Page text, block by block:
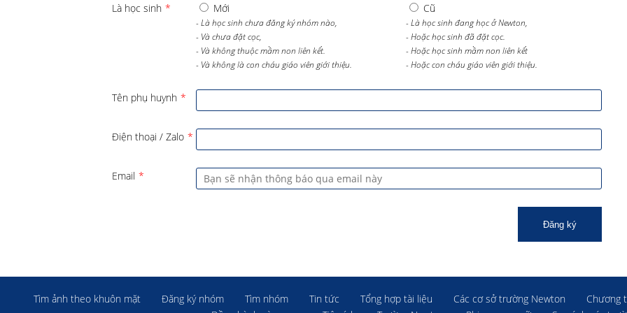
Là học sinh * Mới
- Là học sinh chưa đăng ký nhóm nào,
- Và chưa đặt cọc,
- Và không thuộc mầm non liên kết.
- Và không là con cháu giáo viên giới thiệu.
Cũ
- Là học sinh đang học ở Newton,
- Hoặc học sinh đã đặt cọc.
- Hoặc học sinh mầm non liên kết
- Hoặc con cháu giáo viên giới thiệu.
Tên phụ huynh *
Điện thoại / Zalo *
Email *
Đăng ký
Tìm ảnh theo khuôn mặt Đăng ký nhóm Tìm nhóm Tin tức Tổng hợp tài liệu Các cơ sở trường Newton Chương